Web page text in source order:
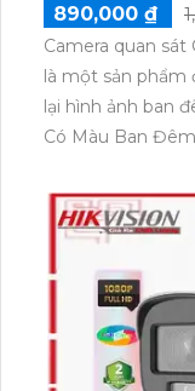
890,000 ₫
Camera quan sát
là một sản phẩm
lại hình ảnh ban
Có Màu Ban
bạn cần nghe và
diễn ra trong
Sản phẩm này
Ghi Hình ảnh
Đêm, giúp tăng
kiện ánh sáng
CMOS giải pháp